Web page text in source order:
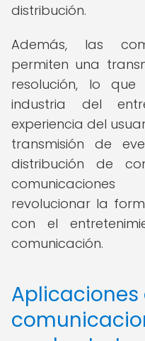
distribución.
Además, las
permiten una
resolución, lo
industria del
experiencia del
transmisión de
distribución de
revolucionar la
con el
comunicación.
Aplicaciones